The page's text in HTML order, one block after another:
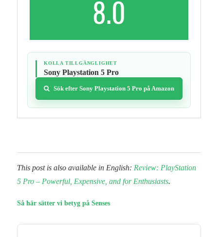
8.0
KOLLA TILLGÄNGLIGHET
Sony Playstation 5 Pro
Sök efter Sony Playstation 5 Pro på Amazon
This post is also available in English: Review: PlayStation
5 Pro – Powerful, Expensive, and for Enthusiasts.
Så här sätter vi betyg på Senses